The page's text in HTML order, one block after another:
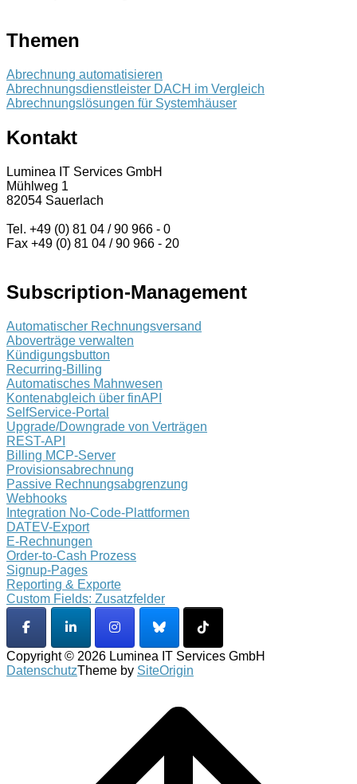
Themen
Abrechnung automatisieren
Abrechnungsdienstleister DACH im Vergleich
Abrechnungslösungen für Systemhäuser
Kontakt
Luminea IT Services GmbH
Mühlweg 1
82054 Sauerlach
Tel. +49 (0) 81 04 / 90 966 - 0
Fax +49 (0) 81 04 / 90 966 - 20
Subscription-Management
Automatischer Rechnungsversand
Aboverträge verwalten
Kündigungsbutton
Recurring-Billing
Automatisches Mahnwesen
Kontenabgleich über finAPI
SelfService-Portal
Upgrade/Downgrade von Verträgen
REST-API
Billing MCP-Server
Provisionsabrechnung
Passive Rechnungsabgrenzung
Webhooks
Integration No-Code-Plattformen
DATEV-Export
E-Rechnungen
Order-to-Cash Prozess
Signup-Pages
Reporting & Exporte
Custom Fields: Zusatzfelder
Copyright © 2026 Luminea IT Services GmbH
DatenschutzTheme by SiteOrigin